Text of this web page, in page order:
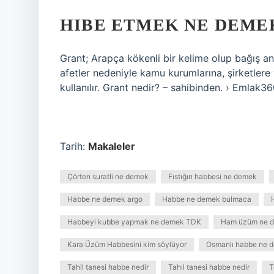
HIBE ETMEK NE
Grant; Arapça kökenli bir kelime olup bağış
afetler nedeniyle kamu kurumlarına,
kullanılır. Grant nedir? – sahibinden. ›
Tarih: Makaleler
Çörten suratli ne demek Fıstığın habbesi ne demek
Habbe ne demek argo Habbe ne demek bulmaca
Habbeyi kubbe yapmak ne demek TDK Ham üzüm ne
Kara Üzüm Habbesini kim söylüyor Osmanlı habbe ne
Tahil tanesi habbe nedir Tahıl tanesi habbe nedir